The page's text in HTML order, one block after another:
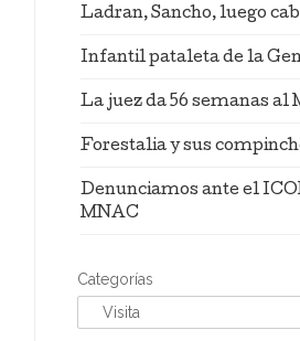
Ladran, Sancho, luego
Infantil pataleta de la
La juez da 56 semanas al
Forestalia y sus
Denunciamos ante el
MNAC
Categorías